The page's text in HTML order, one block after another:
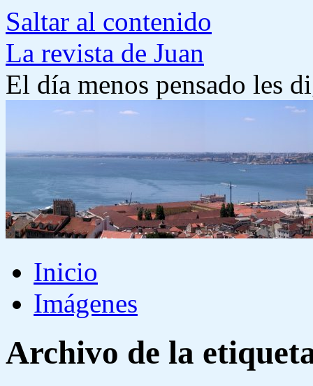
Saltar al contenido
La revista de Juan
El día menos pensado les
Inicio
Imágenes
Archivo de la